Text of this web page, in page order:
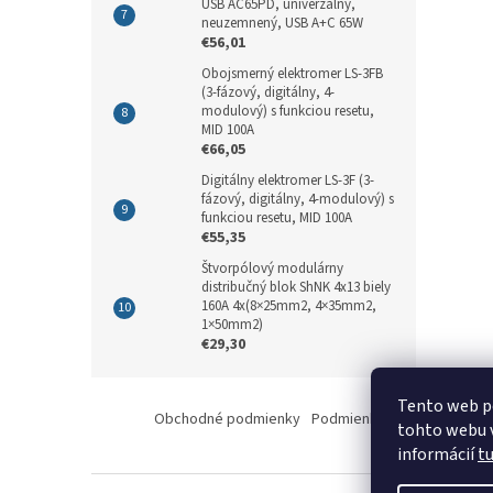
Tento web
tohto webu
informáciítu
USB AC65PD, univerzálny,
neuzemnený, USB A+C 65W
€56,01
Obojsmerný elektromer LS-3FB
(3-fázový, digitálny, 4-
modulový) s funkciou resetu,
MID 100A
€66,05
Digitálny elektromer LS-3F (3-
fázový, digitálny, 4-modulový) s
funkciou resetu, MID 100A
€55,35
Štvorpólový modulárny
distribučný blok ShNK 4x13 biely
160A 4x(8×25mm2, 4×35mm2,
1×50mm2)
€29,30
Obchodné podmienky Podmienky ochrany